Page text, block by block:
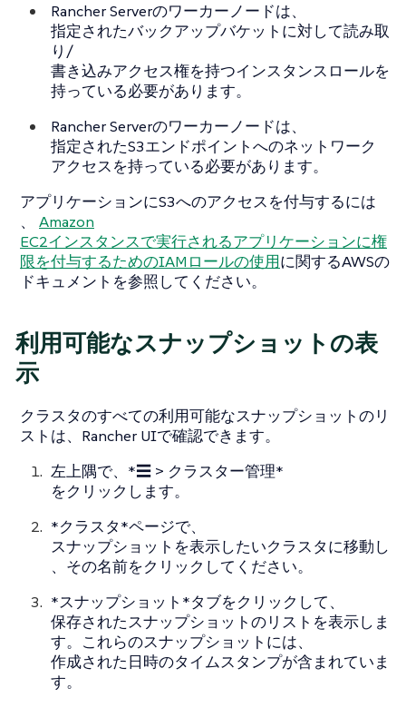
Rancher Serverのワーカーノードは、
指定されたバックアップバケットに対して読み取
り/
書き込みアクセス権を持つインスタンスロールを
持っている必要があります。
Rancher Serverのワーカーノードは、
指定されたS3エンドポイントへのネットワーク
アクセスを持っている必要があります。
アプリケーションにS3へのアクセスを付与するには
、 Amazon
EC2インスタンスで実行されるアプリケーションに権
限を付与するためのIAMロールの使用に関するAWSの
ドキュメントを参照してください。
利用可能なスナップショットの表
示
クラスタのすべての利用可能なスナップショットのリ
ストは、Rancher UIで確認できます。
左上隅で、*☰ > クラスター管理*
をクリックします。
*クラスタ*ページで、
スナップショットを表示したいクラスタに移動し
、その名前をクリックしてください。
*スナップショット*タブをクリックして、
保存されたスナップショットのリストを表示しま
す。これらのスナップショットには、
作成された日時のタイムスタンプが含まれていま
す。